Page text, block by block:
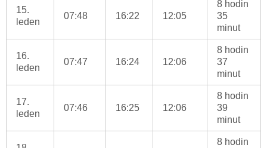
15.
leden
07:48 16:22 12:05
8 hodin
35
minut
16.
leden
07:47 16:24 12:06
8 hodin
37
minut
17.
leden
07:46 16:25 12:06
8 hodin
39
minut
8 hodin